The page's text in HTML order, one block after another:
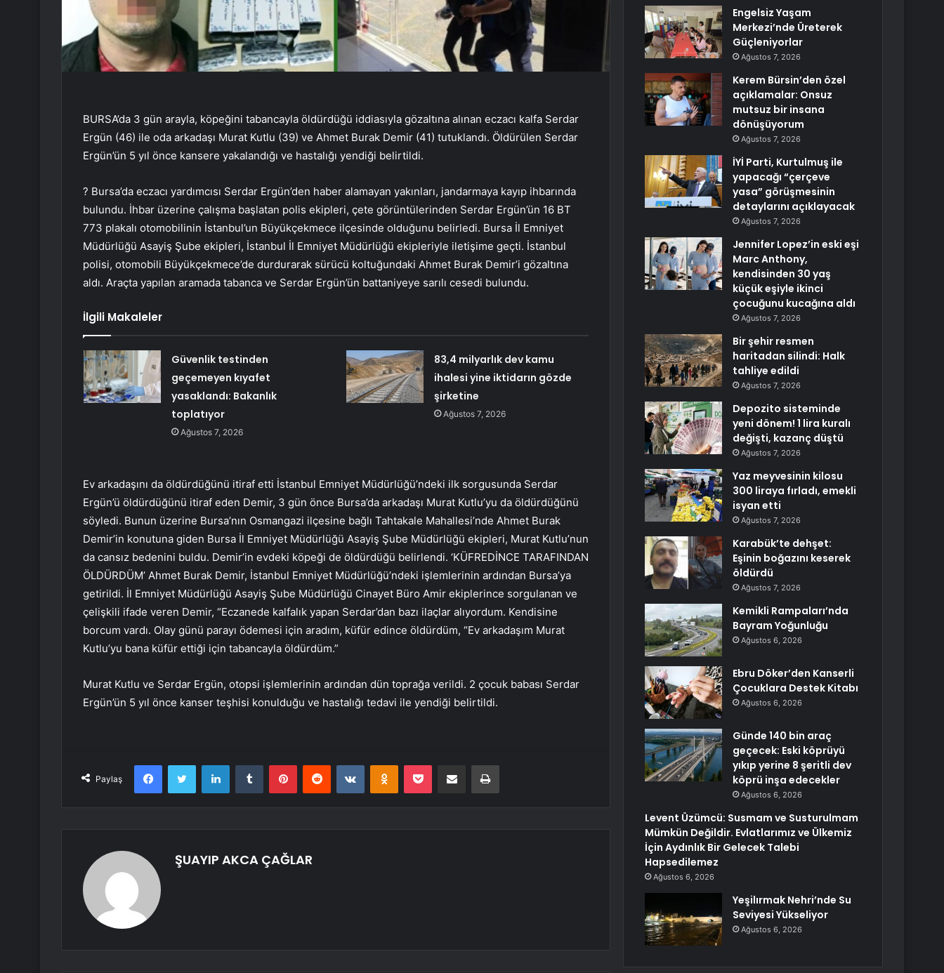
BURSA’da 3 gün arayla, köpeğini tabancayla öldürdüğü iddiasıyla gözaltına alınan eczacı kalfa Serdar
Ergün (46) ile oda arkadaşı Murat Kutlu (39) ve Ahmet Burak Demir (41) tutuklandı. Öldürülen Serdar
Ergün’ün 5 yıl önce kansere yakalandığı ve hastalığı yendiği belirtildi.
? Bursa’da eczacı yardımcısı Serdar Ergün’den haber alamayan yakınları, jandarmaya kayıp ihbarında
bulundu. İhbar üzerine çalışma başlatan polis ekipleri, çete görüntülerinden Serdar Ergün’ün 16 BT
773 plakalı otomobilinin İstanbul’un Büyükçekmece ilçesinde olduğunu belirledi. Bursa İl Emniyet
Müdürlüğü Asayiş Şube ekipleri, İstanbul İl Emniyet Müdürlüğü ekipleriyle iletişime geçti. İstanbul
polisi, otomobili Büyükçekmece’de durdurarak sürücü koltuğundaki Ahmet Burak Demir’i gözaltına
aldı. Araçta yapılan aramada tabanca ve Serdar Ergün’ün battaniyeye sarılı cesedi bulundu.
İlgili Makaleler
Güvenlik testinden
geçemeyen kıyafet
yasaklandı: Bakanlık
toplatıyor
Ağustos 7, 2026
83,4 milyarlık dev kamu
ihalesi yine iktidarın gözde
şirketine
Ağustos 7, 2026
Ev arkadaşını da öldürdüğünü itiraf etti İstanbul Emniyet Müdürlüğü’ndeki ilk sorgusunda Serdar
Ergün’ü öldürdüğünü itiraf eden Demir, 3 gün önce Bursa’da arkadaşı Murat Kutlu’yu da öldürdüğünü
söyledi. Bunun üzerine Bursa’nın Osmangazi ilçesine bağlı Tahtakale Mahallesi’nde Ahmet Burak
Demir’in konutuna giden Bursa İl Emniyet Müdürlüğü Asayiş Şube Müdürlüğü ekipleri, Murat Kutlu’nun
da cansız bedenini buldu. Demir’in evdeki köpeği de öldürdüğü belirlendi. ‘KÜFREDİNCE TARAFINDAN
ÖLDÜRDÜM’ Ahmet Burak Demir, İstanbul Emniyet Müdürlüğü’ndeki işlemlerinin ardından Bursa’ya
getirildi. İl Emniyet Müdürlüğü Asayiş Şube Müdürlüğü Cinayet Büro Amir ekiplerince sorgulanan ve
çelişkili ifade veren Demir, “Eczanede kalfalık yapan Serdar’dan bazı ilaçlar alıyordum. Kendisine
borcum vardı. Olay günü parayı ödemesi için aradım, küfür edince öldürdüm, “Ev arkadaşım Murat
Kutlu’yu bana küfür ettiği için tabancayla öldürdüm.”
Murat Kutlu ve Serdar Ergün, otopsi işlemlerinin ardından dün toprağa verildi. 2 çocuk babası Serdar
Ergün’ün 5 yıl önce kanser teşhisi konulduğu ve hastalığı tedavi ile yendiği belirtildi.
Paylaş
FacebookTwitter LinkedInTumblr PinterestReddit VKontakteOdnoklassniki
Pocket E-Posta ile paylaş Yazdır
ŞUAYIP AKCA ÇAĞLAR
Engelsiz Yaşam
Merkezi’nde Üreterek
Güçleniyorlar
Ağustos 7, 2026
Kerem Bürsin’den özel
açıklamalar: Onsuz
mutsuz bir insana
dönüşüyorum
Ağustos 7, 2026
İYİ Parti, Kurtulmuş ile
yapacağı “çerçeve
yasa” görüşmesinin
detaylarını açıklayacak
Ağustos 7, 2026
Jennifer Lopez’in eski eşi
Marc Anthony,
kendisinden 30 yaş
küçük eşiyle ikinci
çocuğunu kucağına aldı
Ağustos 7, 2026
Bir şehir resmen
haritadan silindi: Halk
tahliye edildi
Ağustos 7, 2026
Depozito sisteminde
yeni dönem! 1 lira kuralı
değişti, kazanç düştü
Ağustos 7, 2026
Yaz meyvesinin kilosu
300 liraya fırladı, emekli
isyan etti
Ağustos 7, 2026
Karabük’te dehşet:
Eşinin boğazını keserek
öldürdü
Ağustos 7, 2026
Kemikli Rampaları’nda
Bayram Yoğunluğu
Ağustos 6, 2026
Ebru Döker’den Kanserli
Çocuklara Destek Kitabı
Ağustos 6, 2026
Günde 140 bin araç
geçecek: Eski köprüyü
yıkıp yerine 8 şeritli dev
köprü inşa edecekler
Ağustos 6, 2026
Levent Üzümcü: Susmam ve Susturulmam
Mümkün Değildir. Evlatlarımız ve Ülkemiz
İçin Aydınlık Bir Gelecek Talebi
Hapsedilemez
Ağustos 6, 2026
Yeşilırmak Nehri’nde Su
Seviyesi Yükseliyor
Ağustos 6, 2026